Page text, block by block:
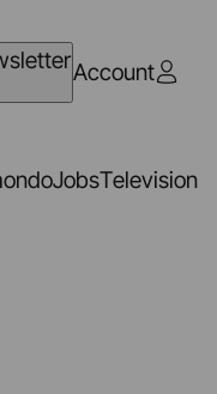
Account
JobsTelevision